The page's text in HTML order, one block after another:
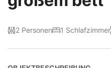
2 Personen 1 Schlafzimmer